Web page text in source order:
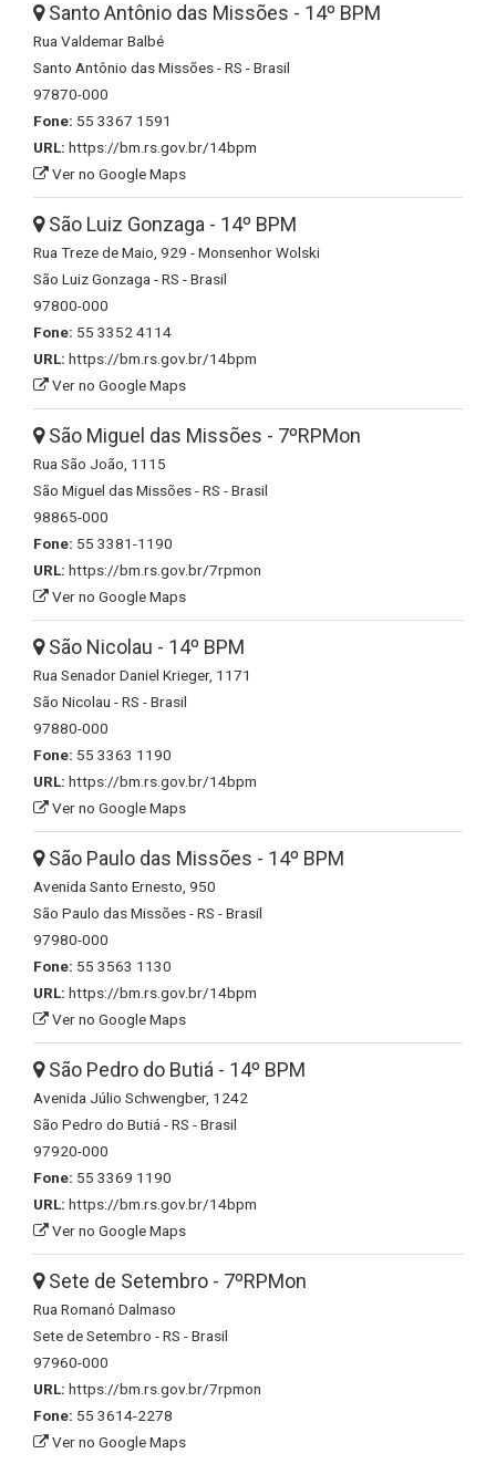
Santo Antônio das Missões - 14º BPM
Rua Valdemar Balbé
Santo Antônio das Missões - RS - Brasil
97870-000
Fone: 55 3367 1591
URL: https://bm.rs.gov.br/14bpm
Ver no Google Maps
São Luiz Gonzaga - 14º BPM
Rua Treze de Maio, 929 - Monsenhor Wolski
São Luiz Gonzaga - RS - Brasil
97800-000
Fone: 55 3352 4114
URL: https://bm.rs.gov.br/14bpm
Ver no Google Maps
São Miguel das Missões - 7ºRPMon
Rua São João, 1115
São Miguel das Missões - RS - Brasil
98865-000
Fone: 55 3381-1190
URL: https://bm.rs.gov.br/7rpmon
Ver no Google Maps
São Nicolau - 14º BPM
Rua Senador Daniel Krieger, 1171
São Nicolau - RS - Brasil
97880-000
Fone: 55 3363 1190
URL: https://bm.rs.gov.br/14bpm
Ver no Google Maps
São Paulo das Missões - 14º BPM
Avenida Santo Ernesto, 950
São Paulo das Missões - RS - Brasil
97980-000
Fone: 55 3563 1130
URL: https://bm.rs.gov.br/14bpm
Ver no Google Maps
São Pedro do Butiá - 14º BPM
Avenida Júlio Schwengber, 1242
São Pedro do Butiá - RS - Brasil
97920-000
Fone: 55 3369 1190
URL: https://bm.rs.gov.br/14bpm
Ver no Google Maps
Sete de Setembro - 7ºRPMon
Rua Romanó Dalmaso
Sete de Setembro - RS - Brasil
97960-000
URL: https://bm.rs.gov.br/7rpmon
Fone: 55 3614-2278
Ver no Google Maps